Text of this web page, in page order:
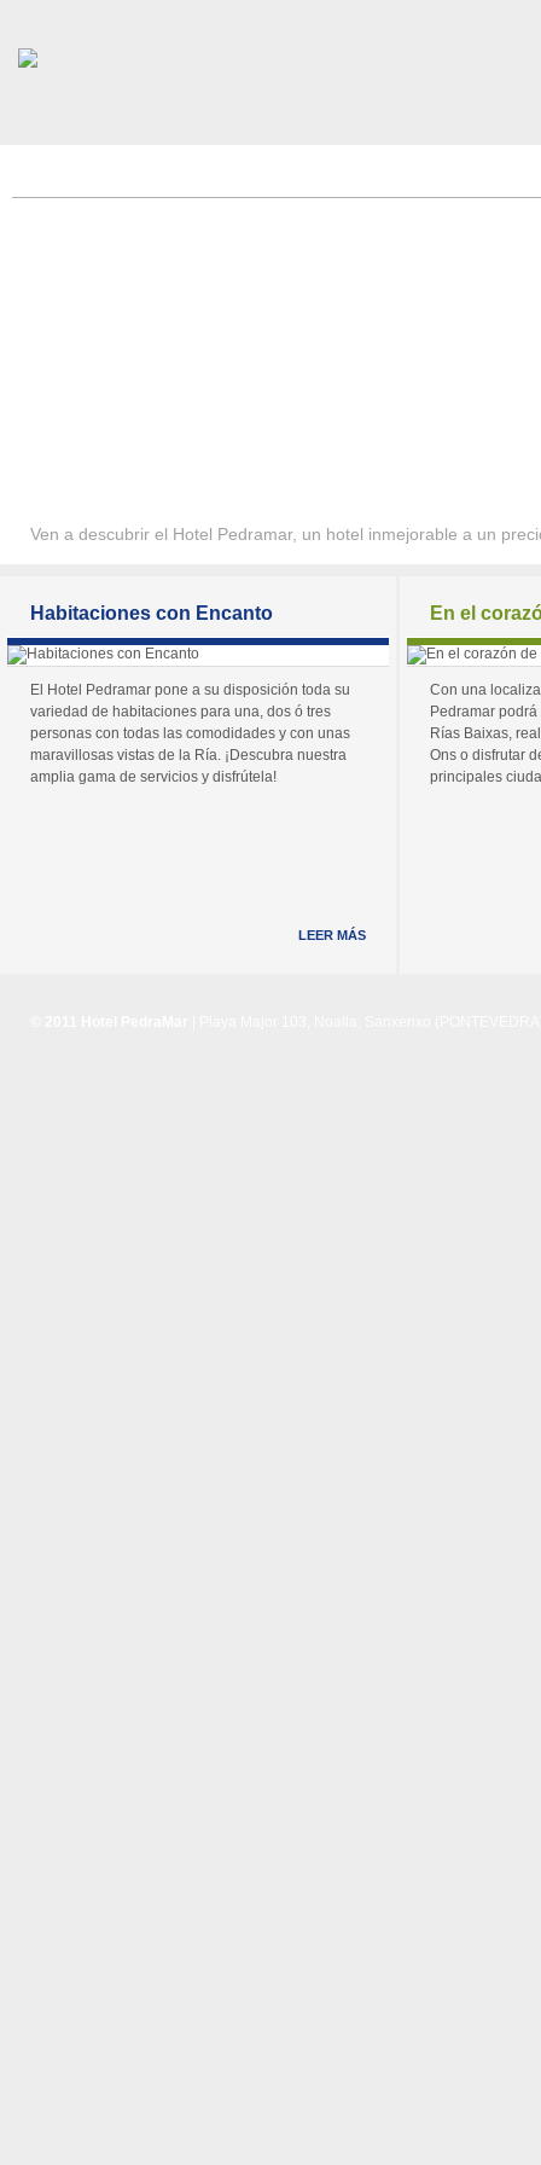
Ven a descubrir el Hotel Pedramar, un hotel inmejorable a un
Habitaciones con Encanto
El Hotel Pedramar pone a su disposición toda su
variedad de habitaciones para una, dos ó tres
personas con todas las comodidades y con unas
maravillosas vistas de la Ría. ¡Descubra nuestra
amplia gama de servicios y disfrútela!
LEER MÁS
En el
Con una
Pedramar
Rías Baixas,
Ons o disfrutar
principales